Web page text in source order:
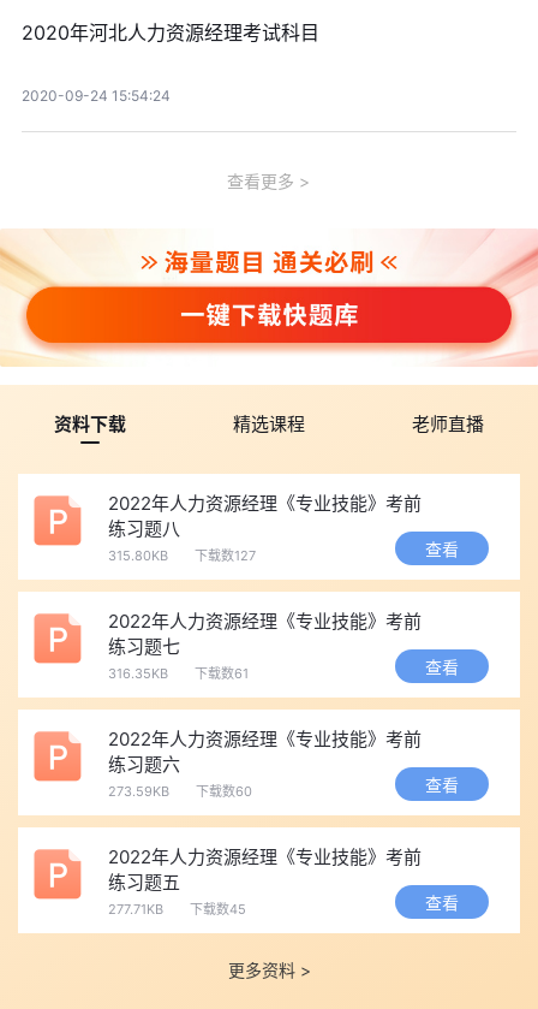
2020年河北人力资源经理考试科目
2020-09-24 15:54:24
查看更多
资料下载 精选课程 老师直播
2022年人力资源经理《专业技能》考前
练习题八
315.80KB 下载数127 查看
2022年人力资源经理《专业技能》考前
练习题七
316.35KB 下载数61 查看
2022年人力资源经理《专业技能》考前
练习题六
273.59KB 下载数60 查看
2022年人力资源经理《专业技能》考前
练习题五
277.71KB 下载数45 查看
更多资料 >